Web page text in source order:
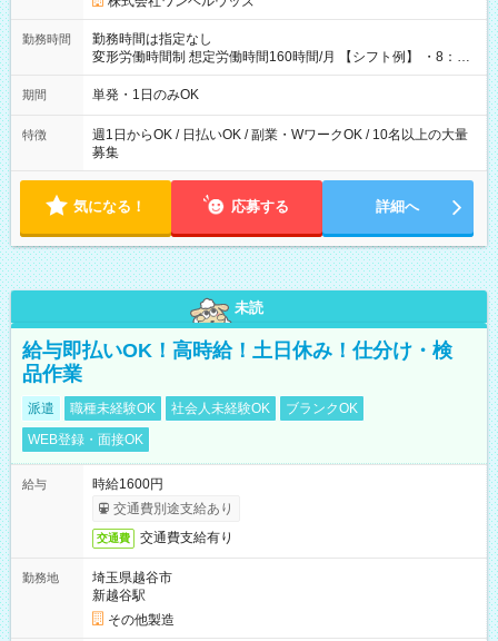
勤務時間
勤務時間は指定なし
変形労働時間制 想定労働時間160時間/月 【シフト例】 ・8：00
～21：00
期間 単発・1日のみOK
特徴
週1日からOK / 日払いOK / 副業・WワークOK / 10名以上の大量
募集
気になる！ 応募する 詳細へ
未読
給与即払いOK！高時給！土日休み！仕分け・検
品作業
派遣 職種未経験OK 社会人未経験OK
ブランクOK
WEB登録・面接OK
給与
時給1600円
交通費別途支給あり
交通費 交通費支給有り
勤務地
埼玉県越谷市
新越谷駅
その他製造